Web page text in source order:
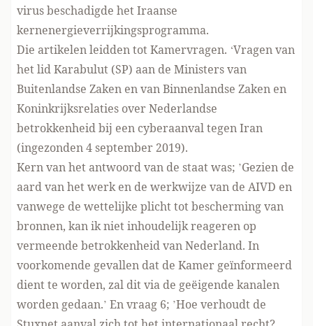
virus beschadigde het Iraanse
kernenergieverrijkingsprogramma.
Die artikelen leidden tot Kamervragen. ‘Vragen van
het lid Karabulut (SP) aan de Ministers van
Buitenlandse Zaken en van Binnenlandse Zaken en
Koninkrijksrelaties over Nederlandse
betrokkenheid bij een cyberaanval tegen Iran
(ingezonden 4 september 2019).
Kern van het antwoord van de staat was; ’Gezien de
aard van het werk en de werkwijze van de AIVD en
vanwege de wettelijke plicht tot bescherming van
bronnen, kan ik niet inhoudelijk reageren op
vermeende betrokkenheid van Nederland. In
voorkomende gevallen dat de Kamer geïnformeerd
dient te worden, zal dit via de geëigende kanalen
worden gedaan.’ En vraag 6; ’Hoe verhoudt de